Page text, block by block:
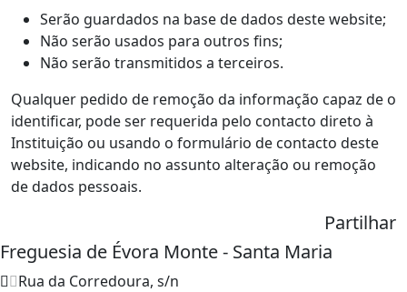
Serão guardados na base de dados deste website;
Não serão usados para outros fins;
Não serão transmitidos a terceiros.
Qualquer pedido de remoção da informação capaz de o
identificar, pode ser requerida pelo contacto direto à
Instituição ou usando o formulário de contacto deste
website, indicando no assunto alteração ou remoção
de dados pessoais.
Partilhar
Freguesia de Évora Monte - Santa Maria
Rua da Corredoura, s/n